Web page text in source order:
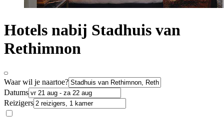
Hotels nabij Stadhuis van
Rethimnon
Waar wil je naartoe?
Datums
Reizigers